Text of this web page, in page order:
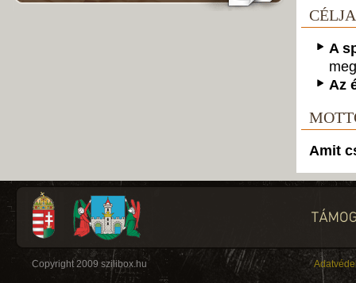
A
Az
Amit
Copyright 2009 szilibox.hu